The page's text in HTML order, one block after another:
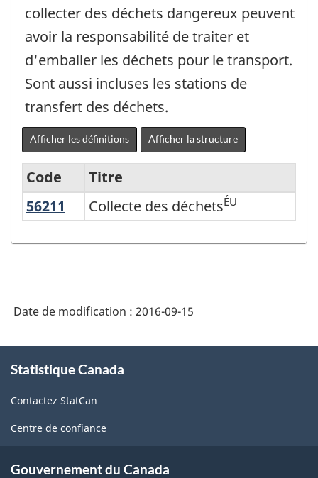
collecter des déchets dangereux peuvent
avoir la responsabilité de traiter et
d'emballer les déchets pour le transport.
Sont aussi incluses les stations de
transfert des déchets.
Afficher les définitions Afficher la structure
Variante
de
l'enquête
sur
la
active
Code
Titre
56211
Collecte des déchets
Collecte des déchetsÉU
Date de modification : 2016-09-15
propos
ce
site
Statistique Canada
Contactez StatCan
Centre de confiance
Gouvernement du Canada